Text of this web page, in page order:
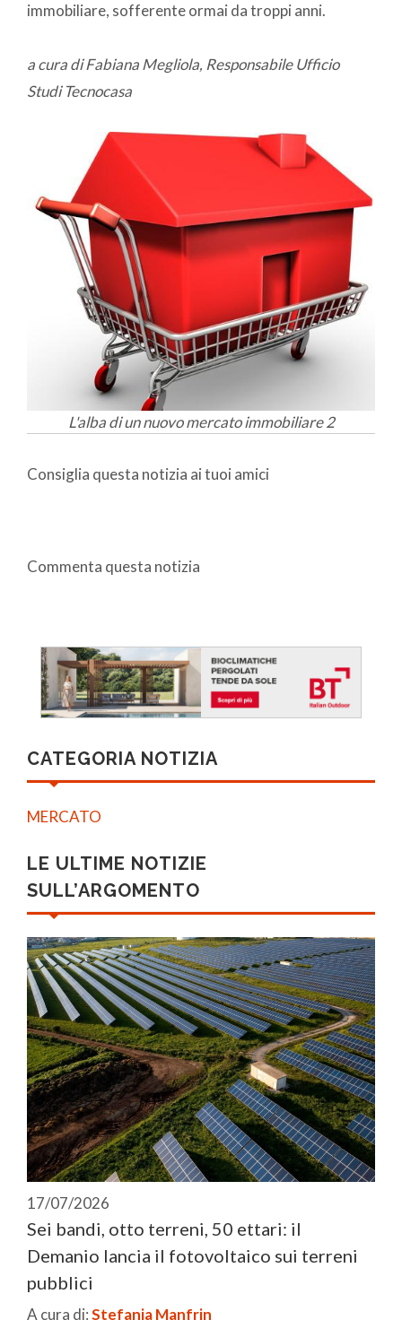
immobiliare, sofferente ormai da troppi anni.
a cura di Fabiana Megliola, Responsabile Ufficio
Studi Tecnocasa
L'alba di un nuovo mercato immobiliare 2
Consiglia questa notizia ai tuoi amici
Commenta questa notizia
CATEGORIA NOTIZIA
MERCATO
LE ULTIME NOTIZIE
SULL’ARGOMENTO
17/07/2026
Sei bandi, otto terreni, 50 ettari: il
Demanio lancia il fotovoltaico sui terreni
pubblici
A cura di:Stefania Manfrin